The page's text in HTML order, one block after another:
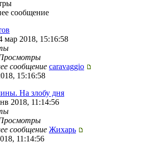
сообщение
мар 2018, 15:16:58
сообщение caravaggio
15:16:58
На злобу дня
2018, 11:14:56
сообщение Жихарь
11:14:56